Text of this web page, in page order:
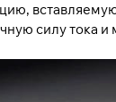
силу тока и